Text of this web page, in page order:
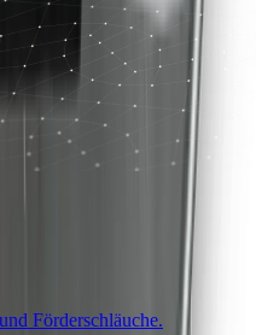
Förderschläuche.